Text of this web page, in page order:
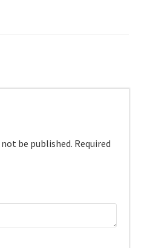
be published. Required